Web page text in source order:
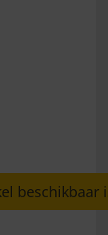
beschikbaar